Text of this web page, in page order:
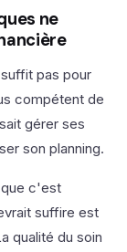
ne
pas pour
compétent de
gérer ses
son planning.
c'est
suffire est
qualité du soin